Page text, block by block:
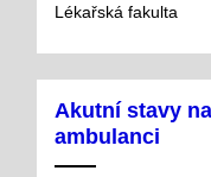
Lékařská fakulta
Akutní stavy
ambulanci